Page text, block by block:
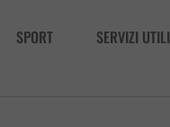
SPORT SERVIZI UTILI